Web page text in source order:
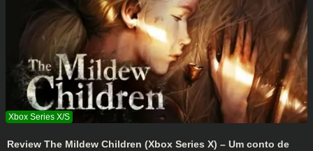
Review The Mildew Children (Xbox Series X) – Um conto de